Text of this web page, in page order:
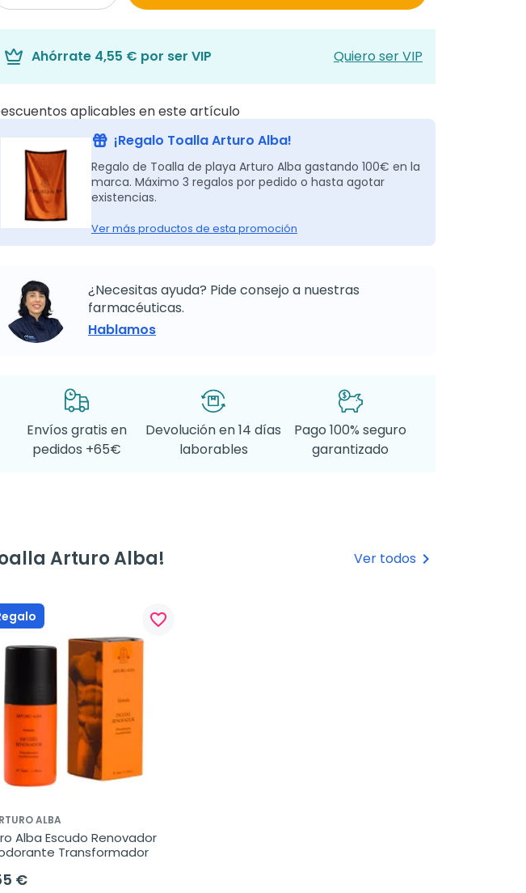
Ahórrate 4,55 € por ser VIP Quiero ser VIP
aplicables en este artículo
¡Regalo Toalla Arturo Alba!
Regalo de Toalla de playa Arturo Alba gastando 100€ en la
marca. Máximo 3 regalos por pedido o hasta agotar
existencias.
Ver más productos de esta promoción
¿Necesitas ayuda? Pide consejo a nuestras
farmacéuticas.
Hablamos
Envíos gratis en
pedidos +65€
Devolución en 14 días
laborables
Pago 100% seguro
garantizado
Arturo Alba! Ver todos keyboard_arrow_right
favorite_border
ALBA
Alba Escudo Renovador
Transformador
€